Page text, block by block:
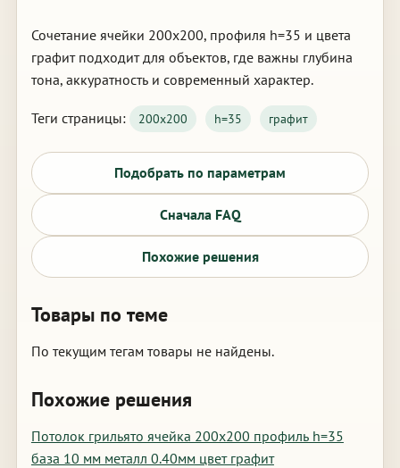
Сочетание ячейки 200х200, профиля h=35 и цвета
графит подходит для объектов, где важны глубина
тона, аккуратность и современный характер.
Теги страницы: 200х200 h=35 графит
Подобрать по параметрам
Сначала FAQ
Похожие решения
Товары по теме
По текущим тегам товары не найдены.
Похожие решения
Потолок грильято ячейка 200х200 профиль h=35
база 10 мм металл 0.40мм цвет графит